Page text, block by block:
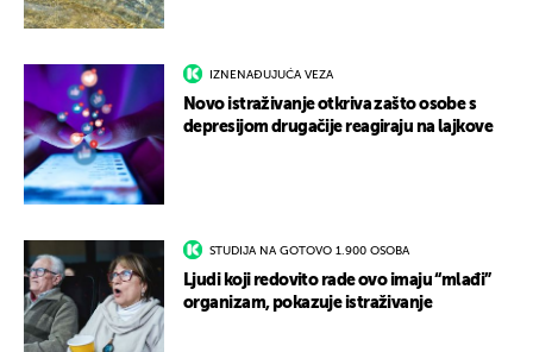
IZNENAĐUJUĆA VEZA
Novo istraživanje otkriva zašto osobe s
depresijom drugačije reagiraju na lajkove
STUDIJA NA GOTOVO 1.900 OSOBA
Ljudi koji redovito rade ovo imaju “mlađi”
organizam, pokazuje istraživanje